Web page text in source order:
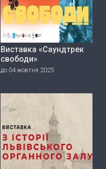
Виставка «Саундтрек
свободи»
до 04 жовтня 2025